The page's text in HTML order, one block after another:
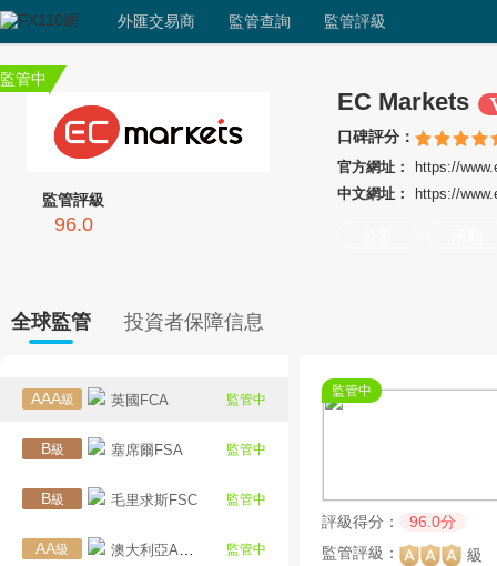
外匯交易商 監管查詢 監管評級
監管中
監管評級
96.0
EC Markets
口碑評分：
官方網址：
https://
中文網址：
https://
全球監管 投資者保障信息
AAA級 英國FCA 監管中
B級 塞席爾FSA 監管中
B級 毛里求斯FSC 監管中
AA級 澳大利亞ASIC 監管中
監管中
評級得分：
96.0分
監管評級：
級